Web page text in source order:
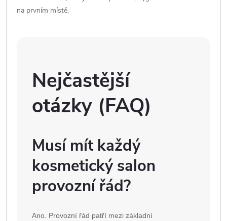
na prvním místě.
Nejčastější
otázky (FAQ)
Musí mít každý
kosmetický salon
provozní řád?
Ano. Provozní řád patří mezi základní